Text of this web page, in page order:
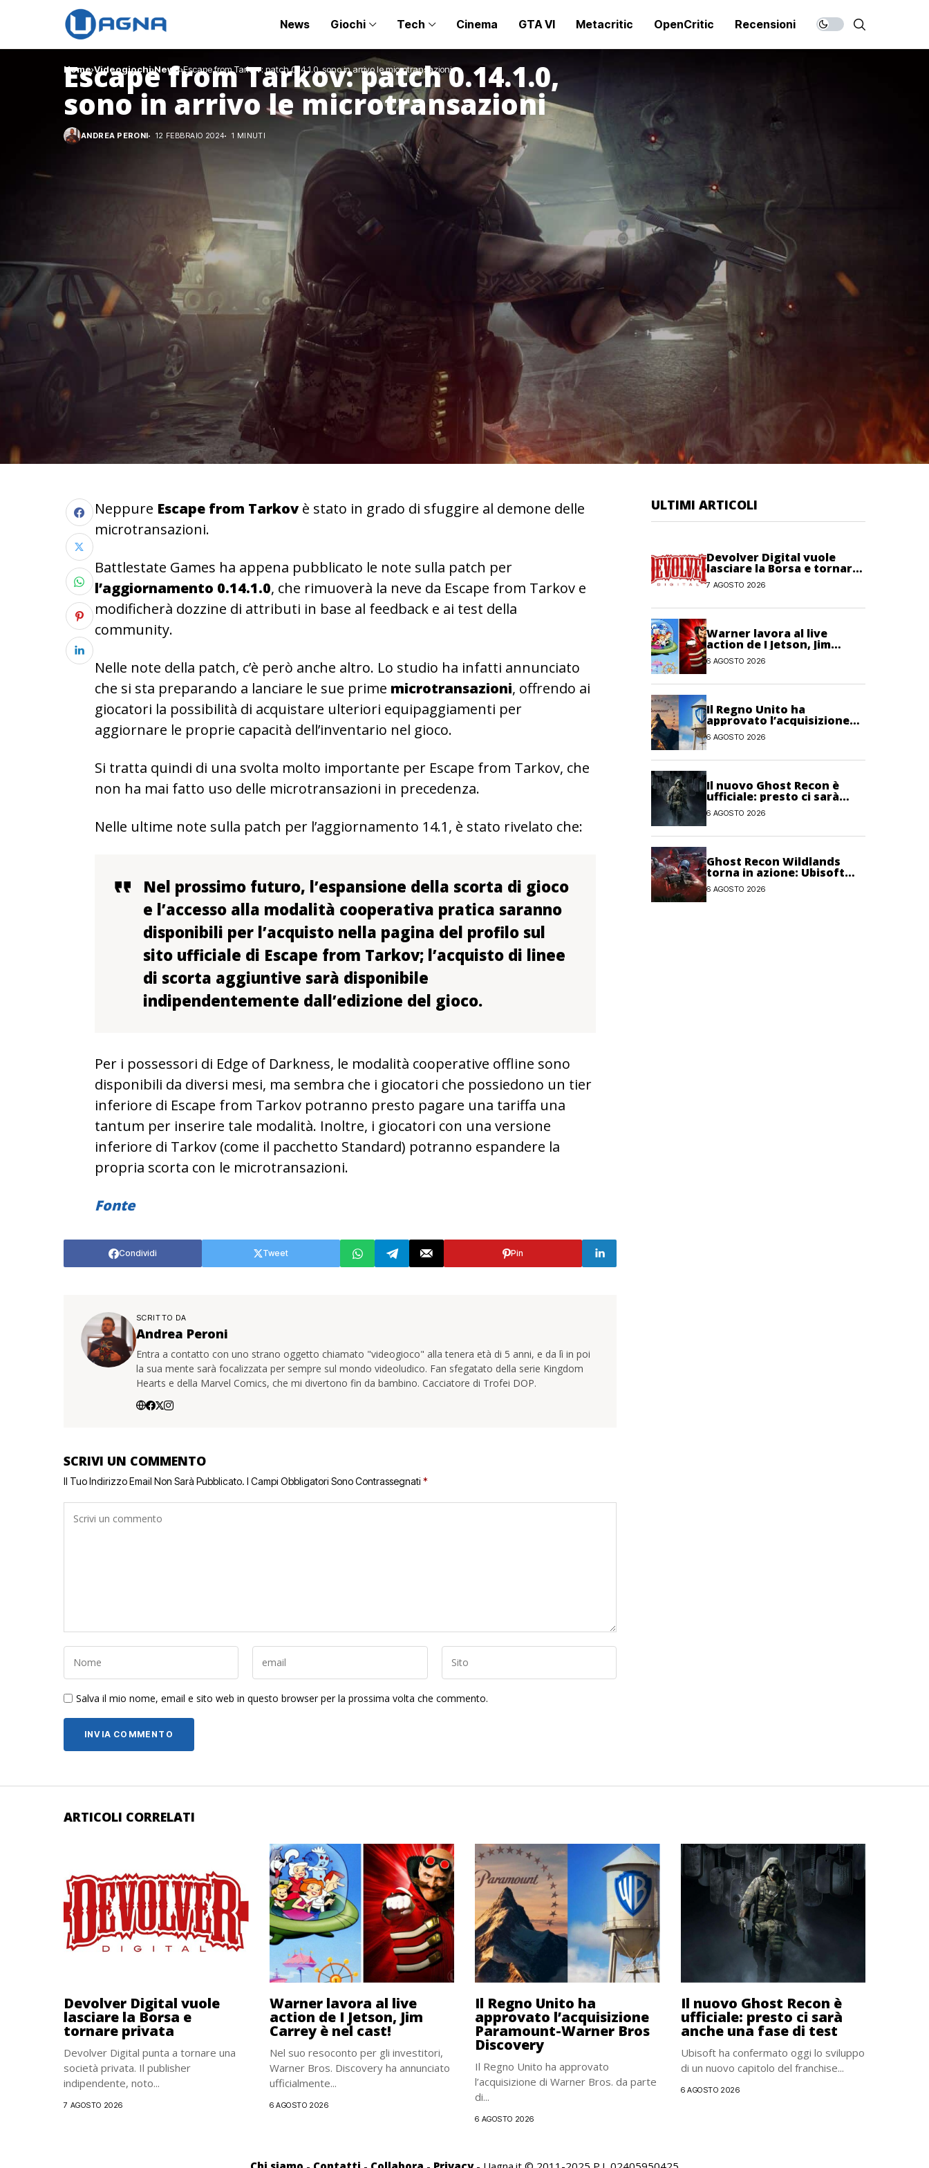
News Giochi Tech Cinema GTA VI Metacritic OpenCritic Recensioni
Home Videogiochi News Escape from Tarkov: patch 0.14.1.0, sono in arrivo le microtransazioni
Escape from Tarkov: patch 0.14.1.0,
sono in arrivo le microtransazioni
ANDREA PERONI 12 FEBBRAIO 2024 1 MINUTI
Neppure Escape from Tarkov è stato in grado di sfuggire al demone delle
microtransazioni.
Battlestate Games ha appena pubblicato le note sulla patch per
l’aggiornamento 0.14.1.0, che rimuoverà la neve da Escape from Tarkov e
modificherà dozzine di attributi in base al feedback e ai test della
community.
Nelle note della patch, c’è però anche altro. Lo studio ha infatti annunciato
che si sta preparando a lanciare le sue prime microtransazioni, offrendo ai
giocatori la possibilità di acquistare ulteriori equipaggiamenti per
aggiornare le proprie capacità dell’inventario nel gioco.
Si tratta quindi di una svolta molto importante per Escape from Tarkov, che
non ha mai fatto uso delle microtransazioni in precedenza.
Nelle ultime note sulla patch per l’aggiornamento 14.1, è stato rivelato che:
Nel prossimo futuro, l’espansione della scorta di gioco
e l’accesso alla modalità cooperativa pratica saranno
disponibili per l’acquisto nella pagina del profilo sul
sito ufficiale di Escape from Tarkov; l’acquisto di linee
di scorta aggiuntive sarà disponibile
indipendentemente dall’edizione del gioco.
Per i possessori di Edge of Darkness, le modalità cooperative offline sono
disponibili da diversi mesi, ma sembra che i giocatori che possiedono un tier
inferiore di Escape from Tarkov potranno presto pagare una tariffa una
tantum per inserire tale modalità. Inoltre, i giocatori con una versione
inferiore di Tarkov (come il pacchetto Standard) potranno espandere la
propria scorta con le microtransazioni.
Fonte
Condividi Tweet Pin
SCRITTO DA
Andrea Peroni
Entra a contatto con uno strano oggetto chiamato "videogioco" alla tenera età di 5 anni, e da lì in poi
la sua mente sarà focalizzata per sempre sul mondo videoludico. Fan sfegatato della serie Kingdom
Hearts e della Marvel Comics, che mi divertono fin da bambino. Cacciatore di Trofei DOP.
SCRIVI UN COMMENTO
Il Tuo Indirizzo Email Non Sarà Pubblicato. I Campi Obbligatori Sono Contrassegnati *
Salva il mio nome, email e sito web in questo browser per la prossima volta che commento.
ULTIMI ARTICOLI
Devolver Digital vuole
lasciare la Borsa e tornare
privata
7 AGOSTO 2026
Warner lavora al live
action de I Jetson, Jim
Carrey è nel cast!
6 AGOSTO 2026
Il Regno Unito ha
approvato l’acquisizione
Paramount-Warner Bros
Discovery
6 AGOSTO 2026
Il nuovo Ghost Recon è
ufficiale: presto ci sarà
anche una fase di test
6 AGOSTO 2026
Ghost Recon Wildlands
torna in azione: Ubisoft
lancia il maxi
aggiornamento gratuito
6 AGOSTO 2026
ARTICOLI CORRELATI
Devolver Digital vuole
lasciare la Borsa e
tornare privata
Devolver Digital punta a tornare una
società privata. Il publisher
indipendente, noto...
7 AGOSTO 2026
Warner lavora al live
action de I Jetson, Jim
Carrey è nel cast!
Nel suo resoconto per gli investitori,
Warner Bros. Discovery ha annunciato
ufficialmente...
6 AGOSTO 2026
Il Regno Unito ha
approvato l’acquisizione
Paramount-Warner Bros
Discovery
Il Regno Unito ha approvato
l’acquisizione di Warner Bros. da parte
di...
6 AGOSTO 2026
Il nuovo Ghost Recon è
ufficiale: presto ci sarà
anche una fase di test
Ubisoft ha confermato oggi lo sviluppo
di un nuovo capitolo del franchise...
6 AGOSTO 2026